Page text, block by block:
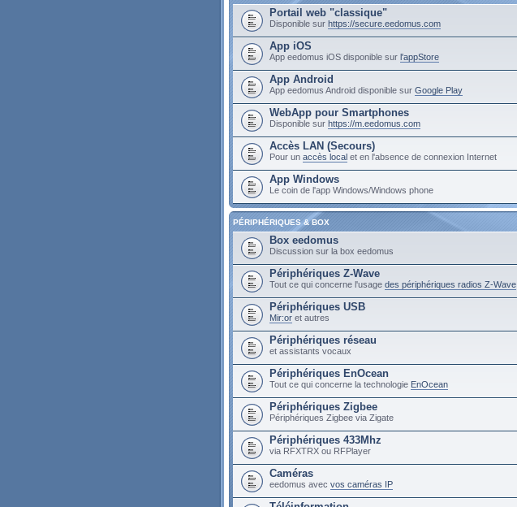
Portail web "classique"
Disponible sur https://secure.eedomus.com
App iOS
App eedomus iOS disponible sur l'appStore
App Android
App eedomus Android disponible sur Google Play
WebApp pour Smartphones
Disponible sur https://m.eedomus.com
Accès LAN (Secours)
Pour un accès local et en l'absence de connexion Internet
App Windows
Le coin de l'app Windows/Windows phone
PÉRIPHÉRIQUES & BOX
Box eedomus
Discussion sur la box eedomus
Périphériques Z-Wave
Tout ce qui concerne l'usage des périphériques radios Z-Wave
Périphériques USB
Mir:or et autres
Périphériques réseau
et assistants vocaux
Périphériques EnOcean
Tout ce qui concerne la technologie EnOcean
Périphériques Zigbee
Périphériques Zigbee via Zigate
Périphériques 433Mhz
via RFXTRX ou RFPlayer
Caméras
eedomus avec vos caméras IP